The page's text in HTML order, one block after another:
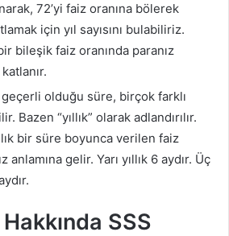
72’yi faiz oranına bölerek
için yıl sayısını bulabiliriz.
bileşik faiz oranında paranız
geçerli olduğu süre, birçok farklı
Bazen “yıllık” olarak adlandırılır.
bir süre boyunca verilen faiz
anlamına gelir. Yarı yıllık 6 aydır. Üç
SSS